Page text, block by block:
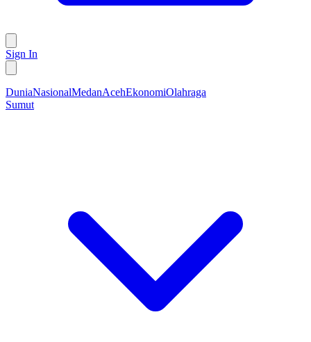
Sign In
DuniaNasionalMedanAcehEkonomiOlahraga
Sumut